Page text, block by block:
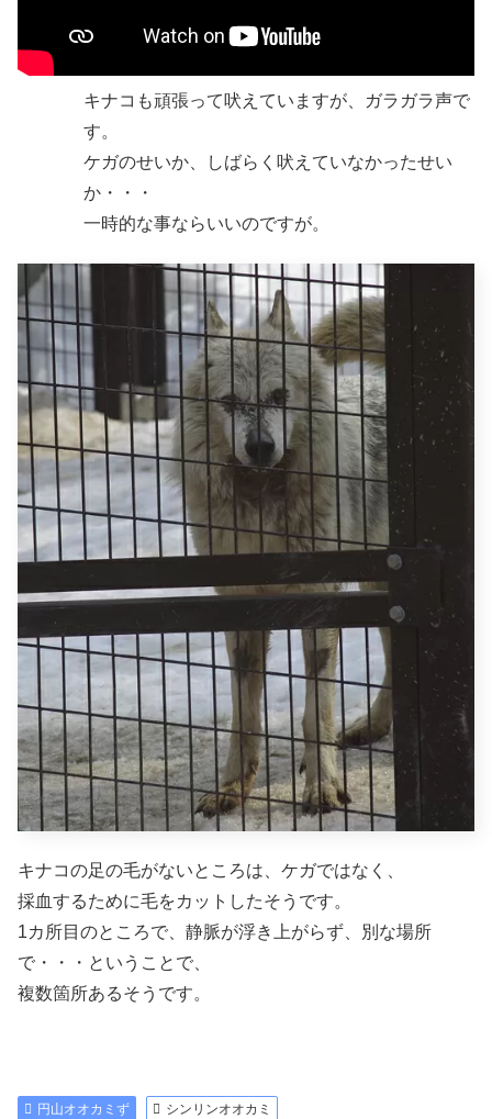
キナコも頑張って吠えていますが、ガラガラ声で
す。
ケガのせいか、しばらく吠えていなかったせい
か・・・
一時的な事ならいいのですが。
キナコの足の毛がないところは、ケガではなく、
採血するために毛をカットしたそうです。
1カ所目のところで、静脈が浮き上がらず、別な場所
で・・・ということで、
複数箇所あるそうです。
円山オオカミず シンリンオオカミ